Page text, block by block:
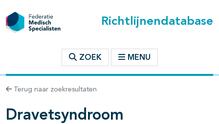
Richtlijnendatabase
ZOEK MENU
Terug naar zoekresultaten
Dravetsyndroom
binnen deze richtlijn